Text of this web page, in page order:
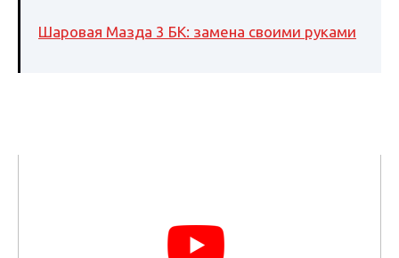
Шаровая Мазда 3 БК: замена своими руками